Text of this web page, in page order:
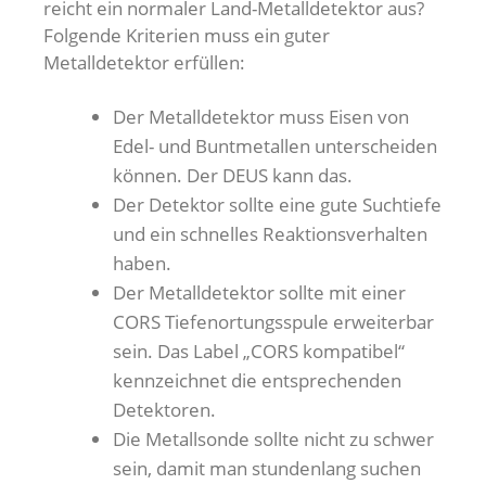
reicht ein normaler Land-Metalldetektor aus?
Folgende Kriterien muss ein guter
Metalldetektor erfüllen:
Der Metalldetektor muss Eisen von
Edel- und Buntmetallen unterscheiden
können. Der DEUS kann das.
Der Detektor sollte eine gute Suchtiefe
und ein schnelles Reaktionsverhalten
haben.
Der Metalldetektor sollte mit einer
CORS Tiefenortungsspule erweiterbar
sein. Das Label „CORS kompatibel“
kennzeichnet die entsprechenden
Detektoren.
Die Metallsonde sollte nicht zu schwer
sein, damit man stundenlang suchen